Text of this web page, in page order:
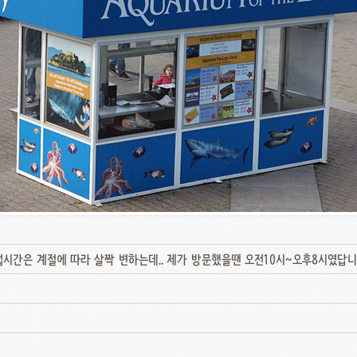
시간은 계절에 따라 살짝 변하는데.. 제가 방문했을땐 오전10시~오후8시였답